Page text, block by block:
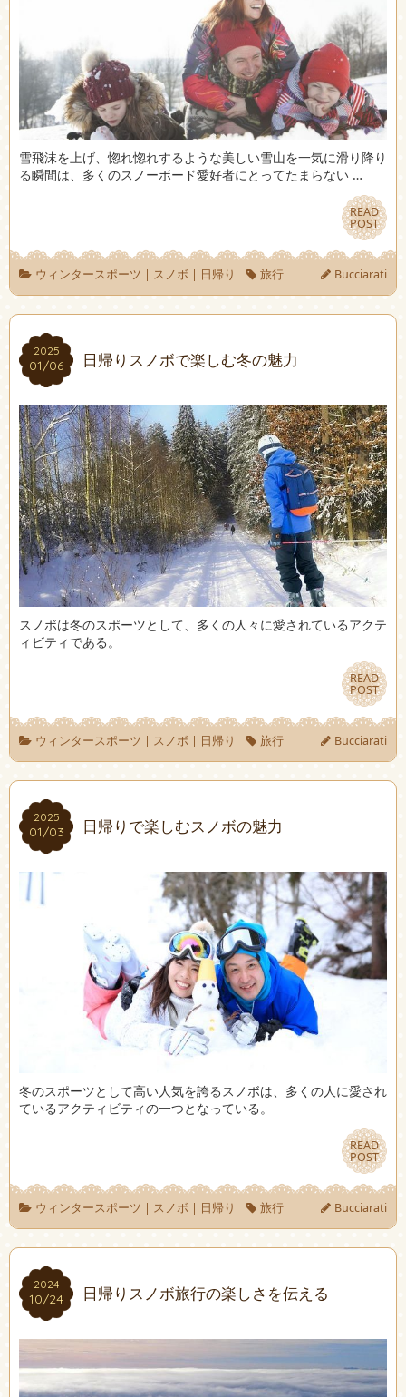
雪飛沫を上げ、惚れ惚れするような美しい雪山を一気に滑り降り
る瞬間は、多くのスノーボード愛好者にとってたまらない …
READ
POST
READ
POST
ウィンタースポーツ | スノボ | 日帰り 旅行 Bucciarati
2025
01/06
2025
01/06 日帰りスノボで楽しむ冬の魅力
スノボは冬のスポーツとして、多くの人々に愛されているアクテ
ィビティである。
READ
POST
READ
POST
ウィンタースポーツ | スノボ | 日帰り 旅行 Bucciarati
2025
01/03
2025
01/03 日帰りで楽しむスノボの魅力
冬のスポーツとして高い人気を誇るスノボは、多くの人に愛され
ているアクティビティの一つとなっている。
READ
POST
READ
POST
ウィンタースポーツ | スノボ | 日帰り 旅行 Bucciarati
2024
10/24
2024
10/24 日帰りスノボ旅行の楽しさを伝える